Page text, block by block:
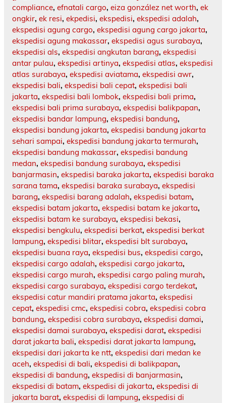
compliance, efnatali cargo, eiza gonzález net worth, ek
ongkir, ek resi, ekpedisi, ekspedisi, ekspedisi adalah,
ekspedisi agung cargo, ekspedisi agung cargo jakarta,
ekspedisi agung makassar, ekspedisi agus surabaya,
ekspedisi als, ekspedisi angkutan barang, ekspedisi
antar pulau, ekspedisi artinya, ekspedisi atlas, ekspedisi
atlas surabaya, ekspedisi aviatama, ekspedisi awr,
ekspedisi bali, ekspedisi bali cepat, ekspedisi bali
jakarta, ekspedisi bali lombok, ekspedisi bali prima,
ekspedisi bali prima surabaya, ekspedisi balikpapan,
ekspedisi bandar lampung, ekspedisi bandung,
ekspedisi bandung jakarta, ekspedisi bandung jakarta
sehari sampai, ekspedisi bandung jakarta termurah,
ekspedisi bandung makassar, ekspedisi bandung
medan, ekspedisi bandung surabaya, ekspedisi
banjarmasin, ekspedisi baraka jakarta, ekspedisi baraka
sarana tama, ekspedisi baraka surabaya, ekspedisi
barang, ekspedisi barang adalah, ekspedisi batam,
ekspedisi batam jakarta, ekspedisi batam ke jakarta,
ekspedisi batam ke surabaya, ekspedisi bekasi,
ekspedisi bengkulu, ekspedisi berkat, ekspedisi berkat
lampung, ekspedisi blitar, ekspedisi blt surabaya,
ekspedisi buana raya, ekspedisi bus, ekspedisi cargo,
ekspedisi cargo adalah, ekspedisi cargo jakarta,
ekspedisi cargo murah, ekspedisi cargo paling murah,
ekspedisi cargo surabaya, ekspedisi cargo terdekat,
ekspedisi catur mandiri pratama jakarta, ekspedisi
cepat, ekspedisi cmc, ekspedisi cobra, ekspedisi cobra
bandung, ekspedisi cobra surabaya, ekspedisi damai,
ekspedisi damai surabaya, ekspedisi darat, ekspedisi
darat jakarta bali, ekspedisi darat jakarta lampung,
ekspedisi dari jakarta ke ntt, ekspedisi dari medan ke
aceh, ekspedisi di bali, ekspedisi di balikpapan,
ekspedisi di bandung, ekspedisi di banjarmasin,
ekspedisi di batam, ekspedisi di jakarta, ekspedisi di
jakarta barat, ekspedisi di lampung, ekspedisi di